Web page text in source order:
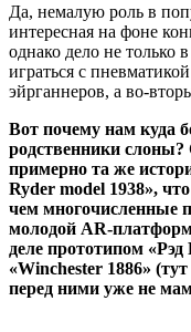
Да, немалую роль в
интересная на фоне
однако дело не
играться с
эйрганнеров, а во-
Вот почему нам куда
родственники слоны?
примерно та же
Ryder model 1938»,
чем многочисленные
молодой AR-
деле прототипом
«Winchester 1886»
перед ними уже не